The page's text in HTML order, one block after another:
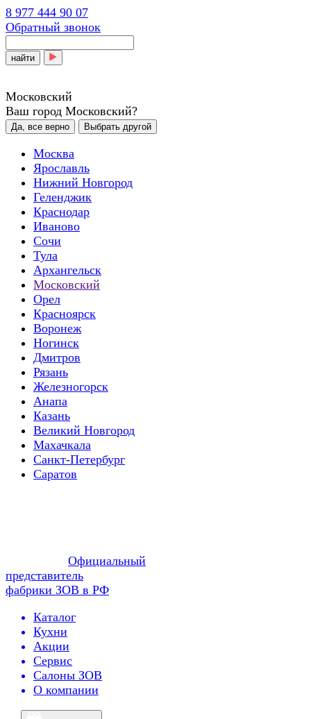
8 977 444 90 07
Обратный звонок
найти
Московский
Ваш город Московский?
Да, все верно Выбрать другой
Москва
Ярославль
Нижний Новгород
Геленджик
Краснодар
Иваново
Сочи
Тула
Архангельск
Московский
Орел
Красноярск
Воронеж
Ногинск
Дмитров
Рязань
Железногорск
Анапа
Казань
Великий Новгород
Махачкала
Санкт-Петербург
Саратов
Официальный
представитель
фабрики ЗОВ в РФ
Каталог
Кухни
Акции
Сервис
Салоны ЗОВ
О компании